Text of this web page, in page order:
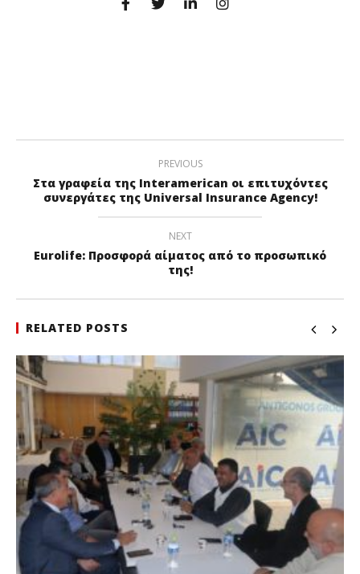
PREVIOUS
Στα γραφεία της Interamerican οι επιτυχόντες
συνεργάτες της Universal Insurance Agency!
NEXT
Eurolife: Προσφορά αίματος από το προσωπικό
της!
RELATED POSTS